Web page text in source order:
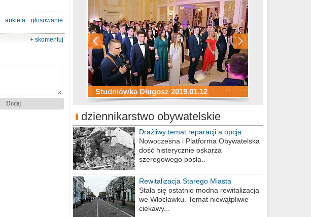
ankieta głosowanie
+ skomentuj
Studniówka Długosz 2019.01.12
ZS Budowlanych 2019.01.12
Studniówka LZK 2019.01.11
dziennikarstwo obywatelskie
Drażliwy temat reparacji a opcja
berlińska
Nowoczesna i Platforma Obywatelska
dość histerycznie oskarża
szeregowego posła..
Rewitalizacja Starego Miasta
Stała się ostatnio modna rewitalizacja
we Włocławku. Temat niewątpliwie
ciekawy...